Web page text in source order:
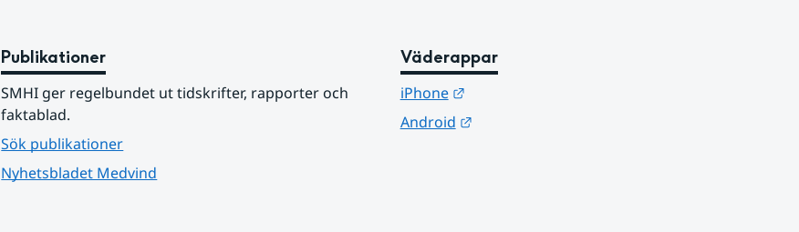
Publikationer
SMHI ger regelbundet ut tidskrifter, rapporter och
faktablad.
Sök publikationer
Nyhetsbladet Medvind
Väderappar
iPhone
Länk till annan webbplats.
Android
Länk till annan webbplats.